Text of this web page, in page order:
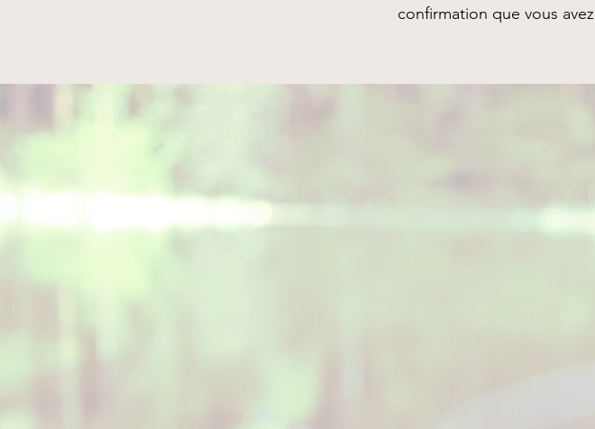
confirmation que vous